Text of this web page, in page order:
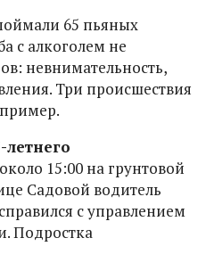
65 пьяных
с алкоголем не
невнимательность,
Три происшествия
15:00 на грунтовой
Садовой водитель
с управлением
Подростка